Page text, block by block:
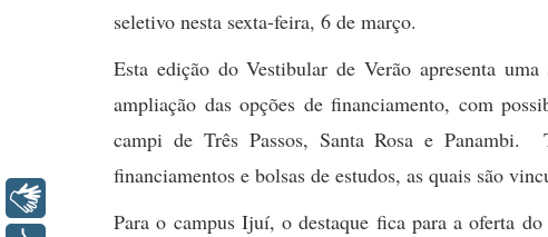
seletivo nesta sexta-feira, 6 de março.
Esta edição do Vestibular de Verão apresenta
ampliação das opções de financiamento, com
campi de Três Passos, Santa Rosa e Panambi.
financiamentos e bolsas de estudos, as quais são
Para o campus Ijuí, o destaque fica para a oferta